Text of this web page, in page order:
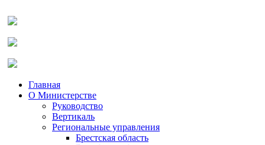
Главная
О Министерстве
Руководство
Вертикаль
Региональные управления
Брестская область